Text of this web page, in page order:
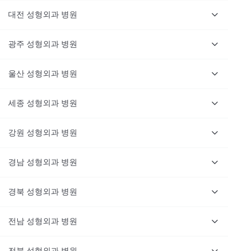
대전 성형외과 병원
광주 성형외과 병원
울산 성형외과 병원
세종 성형외과 병원
강원 성형외과 병원
경남 성형외과 병원
경북 성형외과 병원
전남 성형외과 병원